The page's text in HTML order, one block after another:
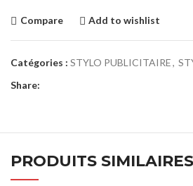
Compare Add to wishlist
Catégories : STYLO PUBLICITAIRE,
Share:
PRODUITS SIMILAIRES